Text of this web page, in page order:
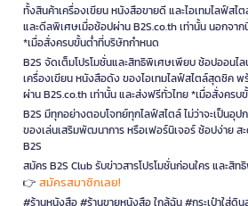
ทั้งสินค้าเครื่องเขียน หนังสือขายดี และไอเทมไลฟ์ส
และดีลพิเศษเมื่อช้อปผ่าน B2S.co.th เท่านั้น นอกจา
*เมื่อสั่งครบขั้นต่ำที่บริษัทกำหนด
B2S จัดเต็มโปรโมชั่นและสิทธิพิเศษเพียบ ช้อปออนไ
เครื่องเขียน หนังสือดัง ของไอเทมไลฟ์สไตล์สุดชิค
ผ่าน B2S.co.th เท่านั้น และส่งฟรีทั่วไทย *เมื่อสั่งคร
B2S มีทุกอย่างตอบโจทย์ทุกไลฟ์สไตล์ ไม่ว่าจะเป็นอุ
ของเล่นเสริมพัฒนาการ หรือเฟอร์นิเจอร์ ช้อปง่าย ส
B2S
สมัคร B2S Club รับข่าวสารโปรโมชั่นก่อนใคร และสิ
👉 สมัครสมาชิกเลย!
#ร้านหนังสือ #ร้านขายหนังสือ ใกล้ฉัน #กระเป๋าใส่ดิ